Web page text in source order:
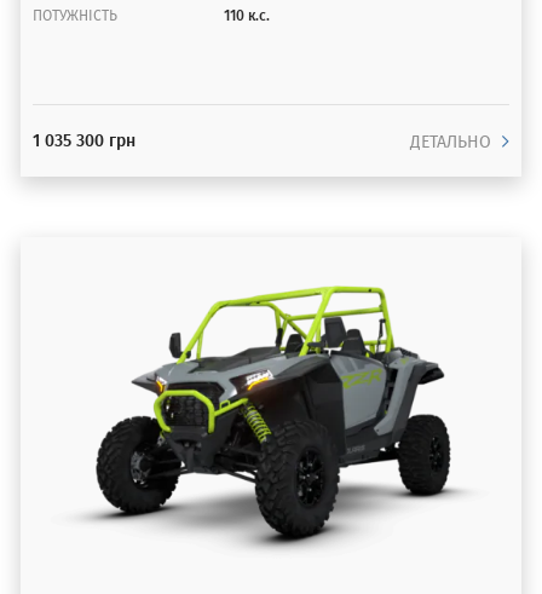
ПОТУЖНІСТЬ
110 к.с.
1 035 300 грн ДЕТАЛЬНО